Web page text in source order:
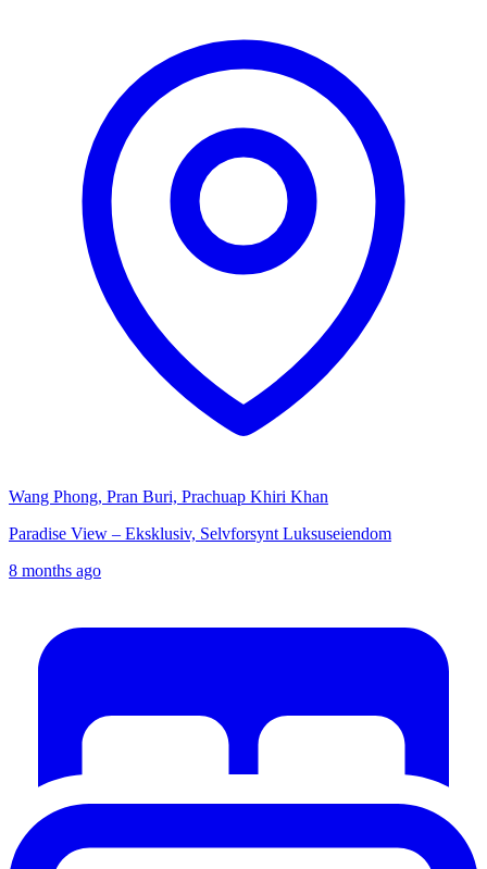
Wang Phong, Pran Buri, Prachuap Khiri Khan
Paradise View – Eksklusiv, Selvforsynt Luksuseiendom
8 months ago